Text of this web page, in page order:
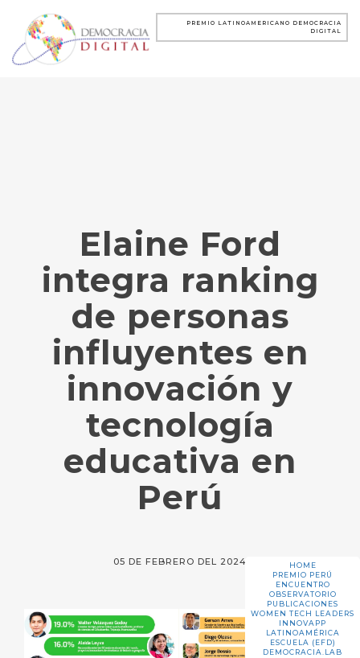
PREMIO LATINOAMERICANO DEMOCRACIA
DIGITAL
HOME
PREMIO PERÚ
ENCUENTRO
OBSERVATORIO
PUBLICACIONES
WOMEN TECH LEADERS
INNOVAPP
LATINOAMÉRICA
ESCUELA (EFD)
DEMOCRACIA.LAB
Elaine Ford
integra ranking
de personas
influyentes en
innovación y
tecnología
educativa en
Perú
05 DE FEBRERO DEL 2024